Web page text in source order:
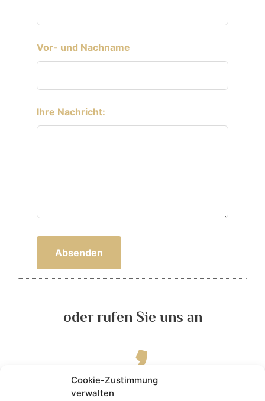
Cookie-Zustimmung
verwalten
Vor- und Nachname
Ihre Nachricht:
Absenden
oder rufen Sie uns an